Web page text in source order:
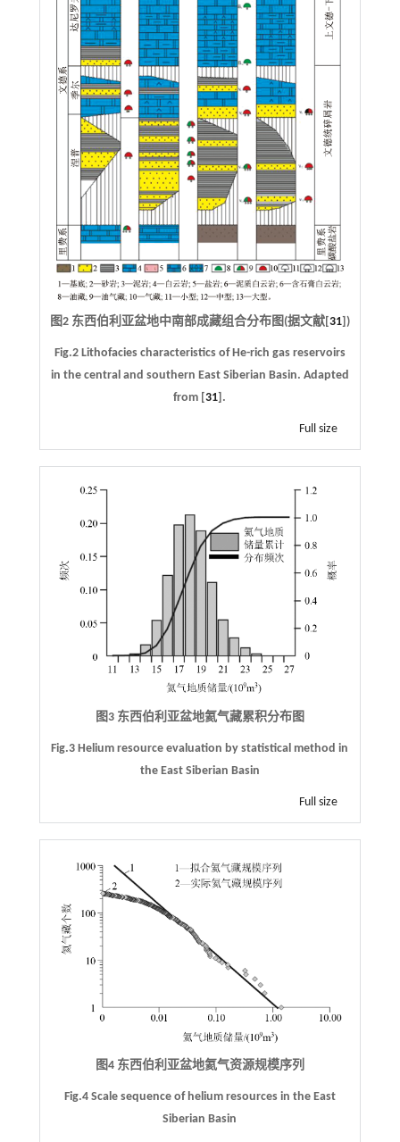
图2 东西伯利亚盆地中南部成藏组合分布图(据文献[ 31])
Fig.2 Lithofacies characteristics of He-rich gas reservoirs
in the central and southern East Siberian Basin. Adapted
from [31].
Full size
图3 东西伯利亚盆地氦气藏累积分布图
Fig.3 Helium resource evaluation by statistical method in
the East Siberian Basin
Full size
图4 东西伯利亚盆地氦气资源规模序列
Fig.4 Scale sequence of helium resources in the East
Siberian Basin